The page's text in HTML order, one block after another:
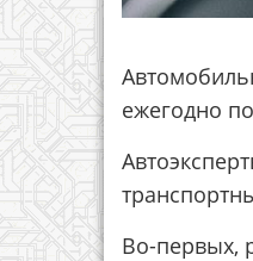
ежегодно
Во-первых,